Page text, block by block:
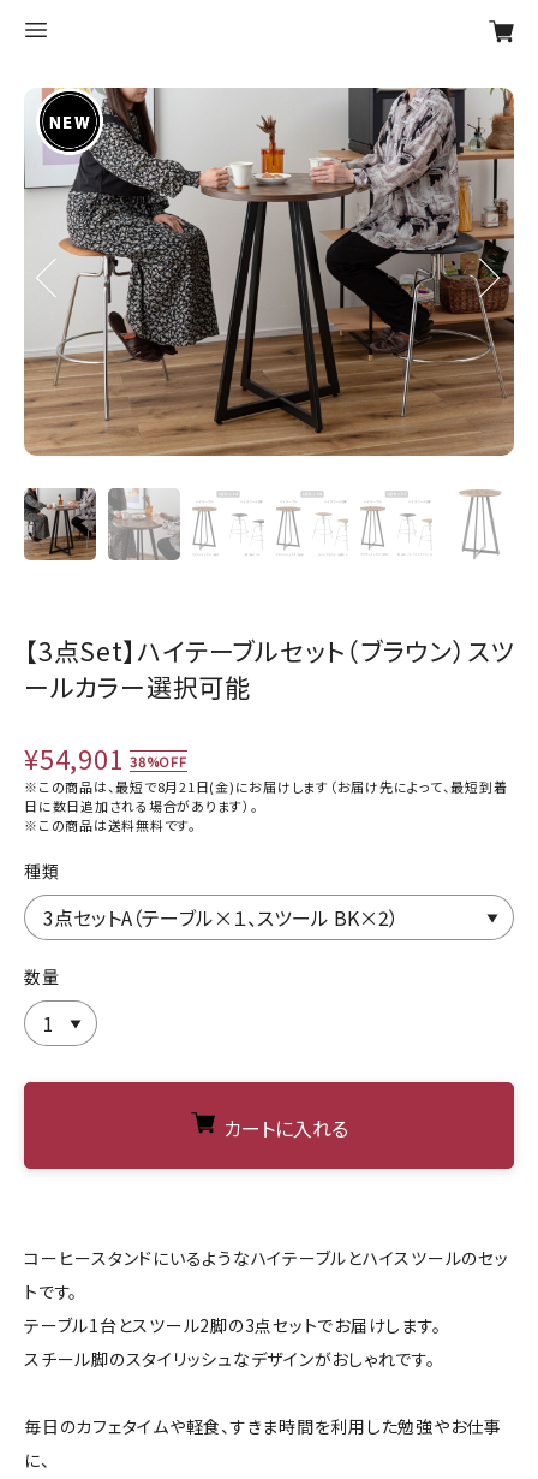
Previous Next
【3点Set】ハイテーブルセット（ブラウン）スツ
ールカラー選択可能
¥54,901 38%OFF
※この商品は、最短で8月21日(金)にお届けします（お届け先によって、最短到着
日に数日追加される場合があります）。
※この商品は送料無料です。
種類
数量
カートに入れる
コーヒースタンドにいるようなハイテーブルとハイスツールのセッ
トです。
テーブル1台とスツール2脚の3点セットでお届けします。
スチール脚のスタイリッシュなデザインがおしゃれです。
毎日のカフェタイムや軽食、すきま時間を利用した勉強やお仕事
に、